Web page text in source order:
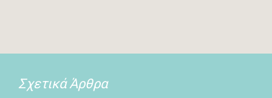
Σχετικά Άρθρα